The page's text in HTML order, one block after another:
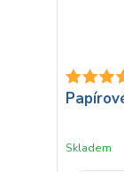
Skladem